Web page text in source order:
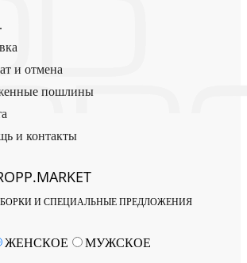
и отмена
пошлины
и контакты
И СПЕЦИАЛЬНЫЕ ПРЕДЛОЖЕНИЯ
ЖЕНСКОЕ МУЖСКОЕ